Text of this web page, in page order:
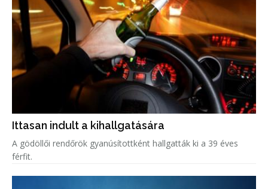
Ittasan indult a kihallgatására
A gödöllői rendőrök gyanúsítottként hallgatták ki a 39 éves
férfit.